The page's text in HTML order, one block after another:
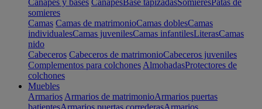
Canapés y bases CanapésBase tapizadasSomieresPatas de
somieres
Camas Camas de matrimonioCamas doblesCamas
individualesCamas juvenilesCamas infantilesLiterasCamas
nido
Cabeceros Cabeceros de matrimonioCabeceros juveniles
Complementos para colchones AlmohadasProtectores de
colchones
Muebles
Armarios Armarios de matrimonioArmarios puertas
batientesArmarios puertas correderasArmarios